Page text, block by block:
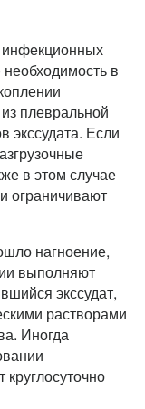
инфекционных
в
плевральной
экссудата. Если
в этом случае
ограничивают
нагноение,
выполняют
экссудат,
растворами
Иногда
круглосуточно